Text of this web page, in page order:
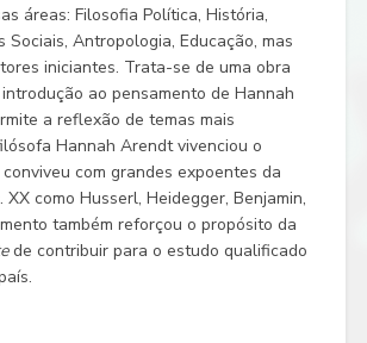
áreas: Filosofia Política, História,
Sociais, Antropologia, Educação, mas
iniciantes. Trata-se de uma obra
ao pensamento de Hannah
a reflexão de temas mais
Hannah Arendt vivenciou o
com grandes expoentes da
como Husserl, Heidegger, Benjamin,
também reforçou o propósito da
de contribuir para o estudo qualificado